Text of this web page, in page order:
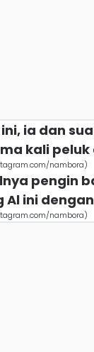
ia dan
kali peluk
nambora)
pengin
ini
nambora)